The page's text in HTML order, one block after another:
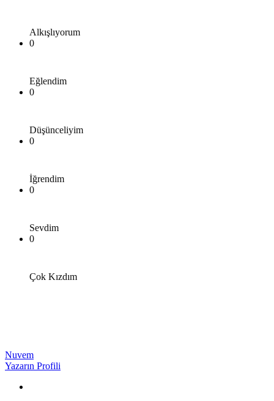
Alkışlıyorum
0
Eğlendim
0
Düşünceliyim
0
İğrendim
0
Sevdim
0
Çok Kızdım
Nuvem
Yazarın Profili